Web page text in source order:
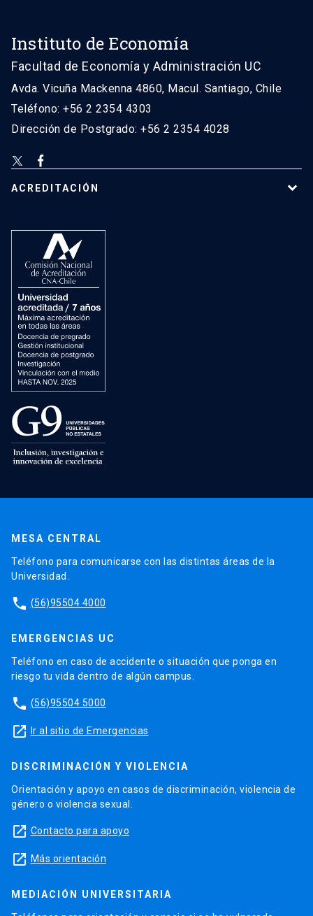
Instituto de Economía
Facultad de Economía y Administración UC
Avda. Vicuña Mackenna 4860, Macul. Santiago, Chile
Teléfono: +56 2 2354 4303
Dirección de Postgrado: +56 2 2354 4028
ACREDITACIÓN
MESA CENTRAL
Teléfono para comunicarse con las distintas áreas de la
Universidad.
phone (56)95504 4000
EMERGENCIAS UC
Teléfono en caso de accidente o situación que ponga en
riesgo tu vida dentro de algún campus.
phone (56)95504 5000
launch Ir al sitio de Emergencias
DISCRIMINACIÓN Y VIOLENCIA
Orientación y apoyo en casos de discriminación, violencia de
género o violencia sexual.
launch Contacto para apoyo
launch Más orientación
MEDIACIÓN UNIVERSITARIA